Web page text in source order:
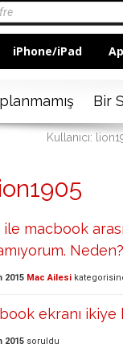
iPhone/iPad
Bir
Kullanıcı:
ile macbook
Neden?
2015 Mac Ailesi
ekranı ikiye
2015 soruldu